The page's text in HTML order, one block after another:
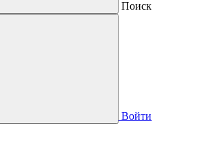
Поиск
Войти